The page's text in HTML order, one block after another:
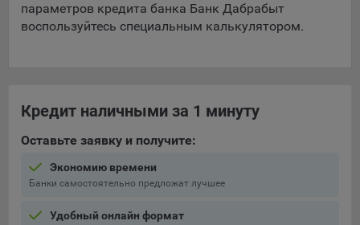
параметров кредита банка Банк Дабрабыт
воспользуйтесь специальным калькулятором.
Кредит наличными за 1 минуту
Оставьте заявку и получите:
Экономию времени
Банки самостоятельно предложат лучшее
Удобный онлайн формат